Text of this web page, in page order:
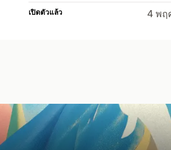
เปิดตัวแล้ว 4 พฤ